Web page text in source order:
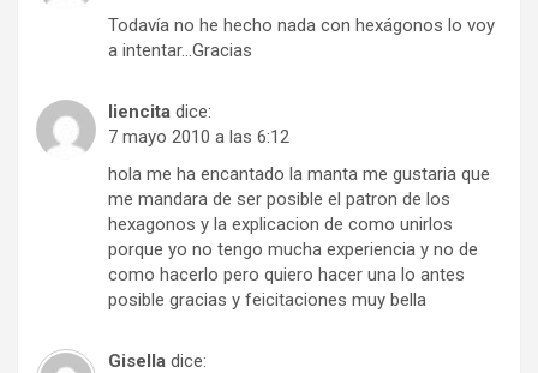
Todavía no he hecho nada con hexágonos lo voy
a intentar…Gracias
liencita dice:
7 mayo 2010 a las 6:12
hola me ha encantado la manta me gustaria que
me mandara de ser posible el patron de los
hexagonos y la explicacion de como unirlos
porque yo no tengo mucha experiencia y no de
como hacerlo pero quiero hacer una lo antes
posible gracias y feicitaciones muy bella
Gisella dice: